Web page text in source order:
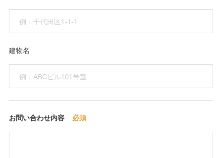
建物名
お問い合わせ内容